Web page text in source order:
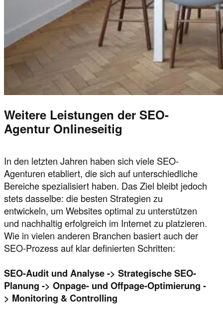
Weitere Leistungen der SEO-
Agentur Onlineseitig
In den letzten Jahren haben sich viele SEO-
Agenturen etabliert, die sich auf unterschiedliche
Bereiche spezialisiert haben. Das Ziel bleibt jedoch
stets dasselbe: die besten Strategien zu
entwickeln, um Websites optimal zu unterstützen
und nachhaltig erfolgreich im Internet zu platzieren.
Wie in vielen anderen Branchen basiert auch der
SEO-Prozess auf klar definierten Schritten:
SEO-Audit und Analyse -> Strategische SEO-
Planung -> Onpage- und Offpage-Optimierung -
> Monitoring & Controlling